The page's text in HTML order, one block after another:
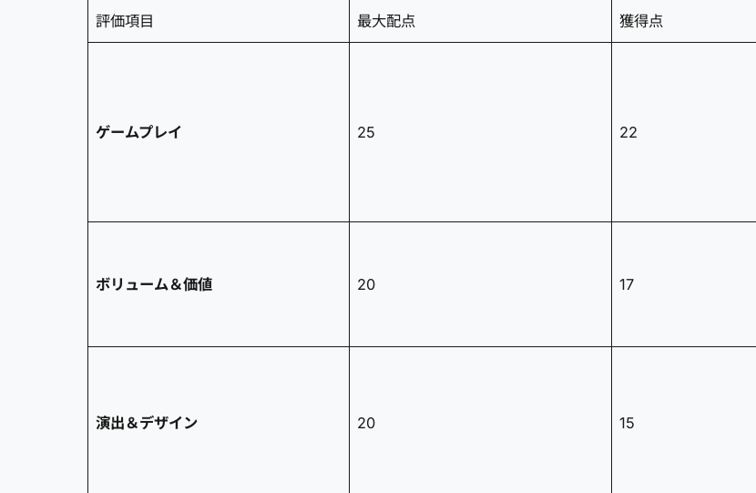
評価項目 最大配点 獲得点
ゲームプレイ 25 22
ボリューム＆価値 20 17
演出＆デザイン 20 15